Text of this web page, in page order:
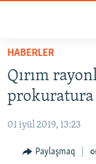
Esas
qaytmaq
Baş
navigatsiyağa
qaytmaq
qaytmaq
SİYASET
İQTİSADİYAT
CEMİYET
MEDENİYET
HABERLER
Qırım
prokuratura
01 iyül 2019, 13:23
Paylaşmaq